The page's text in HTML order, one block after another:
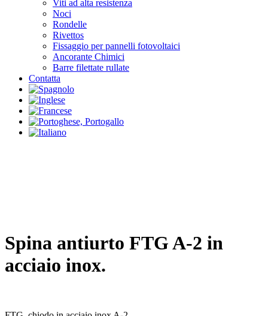
Viti ad alta resistenza
Noci
Rondelle
Rivettos
Fissaggio per pannelli fotovoltaici
Ancorante Chimici
Barre filettate rullate
Contatta
Spina antiurto FTG A-2 in
acciaio inox.